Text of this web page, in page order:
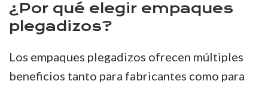
¿Por qué elegir empaques
plegadizos?
Los empaques plegadizos ofrecen múltiples
beneficios tanto para fabricantes como para